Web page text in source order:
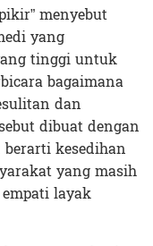
menyebut
yang
tinggi untuk
bagaimana
dan
dibuat dengan
kesedihan
yang masih
layak